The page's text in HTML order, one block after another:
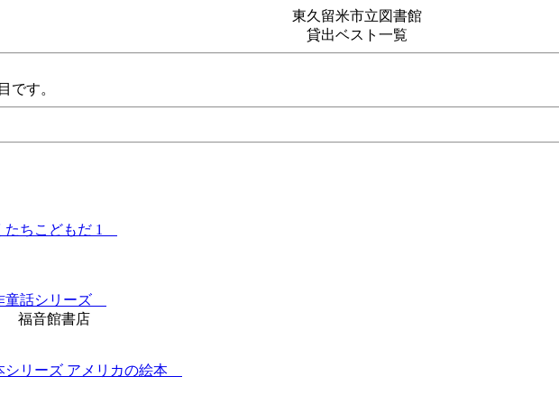
東久留米市立図書館
貸出ベスト一覧
です。
ちこどもだ 1
話シリーズ
福音館書店
リーズ アメリカの絵本